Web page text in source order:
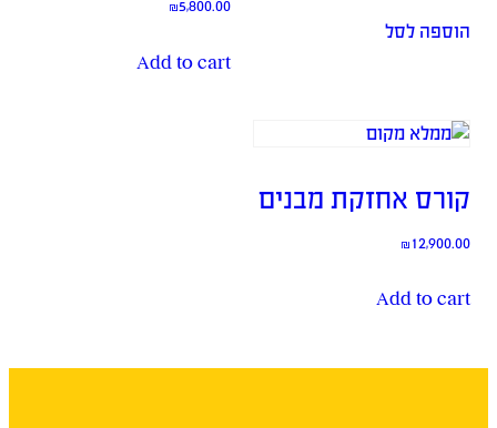
הוספה לסל
₪5,800.00
Add to cart
קורס אחזקת מבנים
₪12,900.00
Add to cart